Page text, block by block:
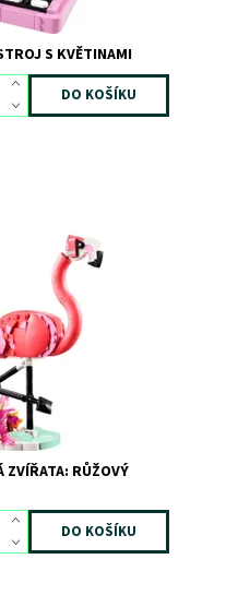
S KVĚTINAMI
tropického ostrova s
Pozorujte
který stojí na břehu
Pak si užijte ještě
krásného...
ZVÍŘATA: RŮŽOVÝ